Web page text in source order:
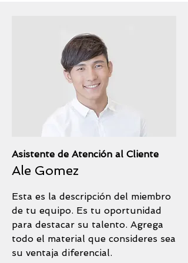
Asistente de Atención al Cliente
Ale Gomez
Esta es la descripción del miembro
de tu equipo. Es tu oportunidad
para destacar su talento. Agrega
todo el material que consideres sea
su ventaja diferencial.